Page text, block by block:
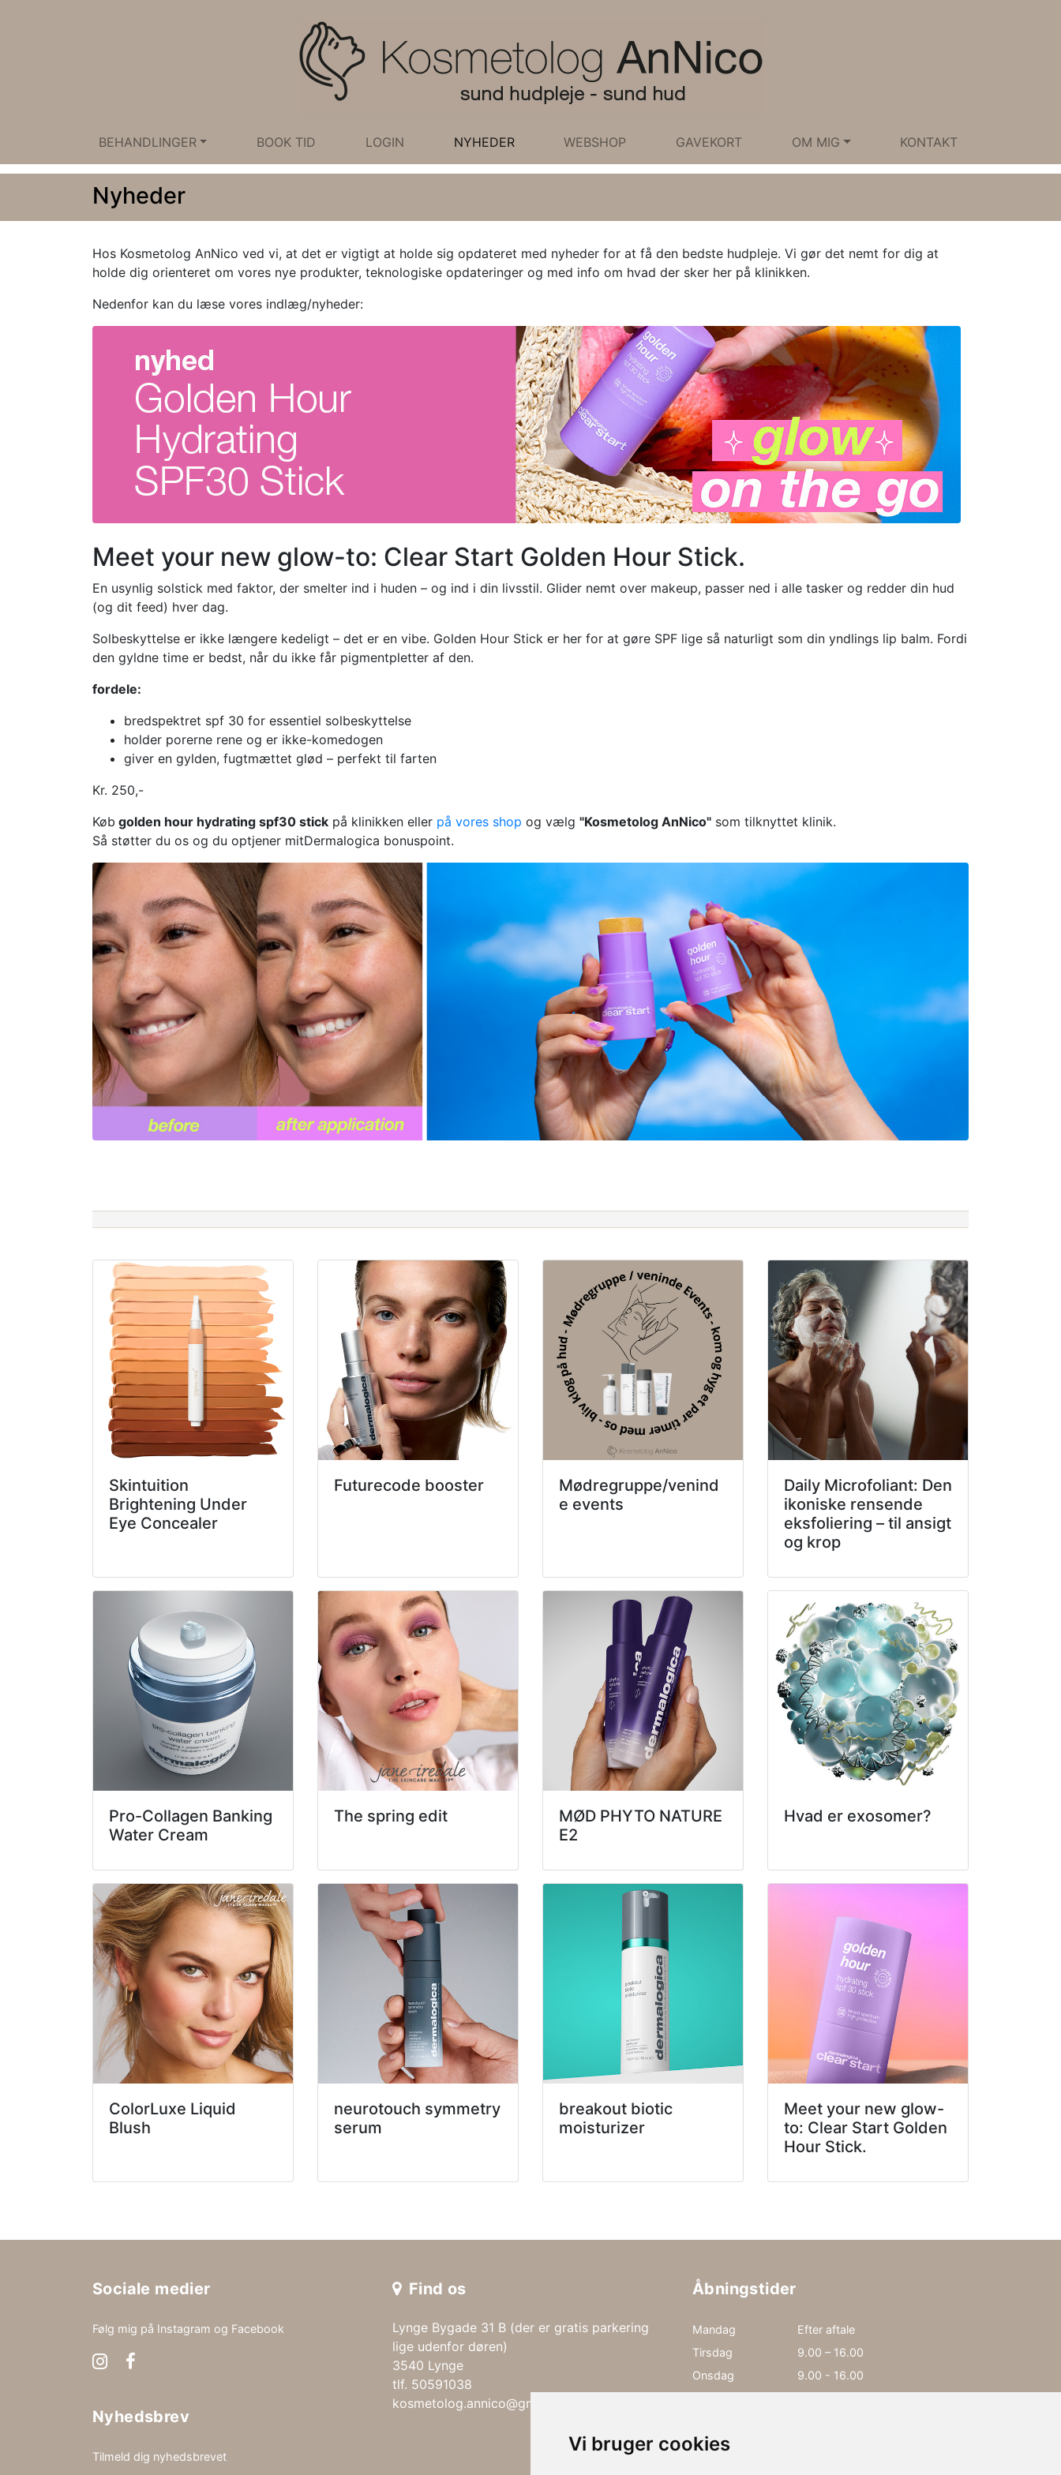
Vi bruger cookies
BEHANDLINGER BOOK TID LOGIN NYHEDER WEBSHOP GAVEKORT OM MIG KONTAKT
Nyheder
Hos Kosmetolog AnNico ved vi, at det er vigtigt at holde sig opdateret med nyheder for at få den bedste hudpleje. Vi gør det nemt for dig at
holde dig orienteret om vores nye produkter, teknologiske opdateringer og med info om hvad der sker her på klinikken.
Nedenfor kan du læse vores indlæg/nyheder:
Meet your new glow-to: Clear Start Golden Hour Stick.
En usynlig solstick med faktor, der smelter ind i huden – og ind i din livsstil. Glider nemt over makeup, passer ned i alle tasker og redder din hud
(og dit feed) hver dag.
Solbeskyttelse er ikke længere kedeligt – det er en vibe. Golden Hour Stick er her for at gøre SPF lige så naturligt som din yndlings lip balm. Fordi
den gyldne time er bedst, når du ikke får pigmentpletter af den.
fordele:
bredspektret spf 30 for essentiel solbeskyttelse
holder porerne rene og er ikke-komedogen
giver en gylden, fugtmættet glød – perfekt til farten
Kr. 250,-
Køb golden hour hydrating spf30 stick​ på klinikken eller på vores shop og vælg "Kosmetolog AnNico" som tilknyttet klinik.
Så støtter du os og du optjener mitDermalogica bonuspoint.
Skintuition
Brightening Under
Eye Concealer
Futurecode booster
Mødregruppe/venind
e events
Daily Microfoliant: Den
ikoniske rensende
eksfoliering – til ansigt
og krop
Pro-Collagen Banking
Water Cream
The spring edit
MØD PHYTO NATURE
E2
Hvad er exosomer?
ColorLuxe Liquid
Blush
neurotouch symmetry
serum
breakout biotic
moisturizer
Meet your new glow-
to: Clear Start Golden
Hour Stick.
Sociale medier
Følg mig på Instagram og Facebook
Nyhedsbrev
Tilmeld dig nyhedsbrevet
Find os
Lynge Bygade 31 B (der er gratis parkering
lige udenfor døren)
3540 Lynge
tlf. 50591038
kosmetolog.annico@gmail.com
Åbningstider
Mandag
Efter aftale
Tirsdag
9.00 – 16.00
Onsdag
9.00 - 16.00
Lørdag